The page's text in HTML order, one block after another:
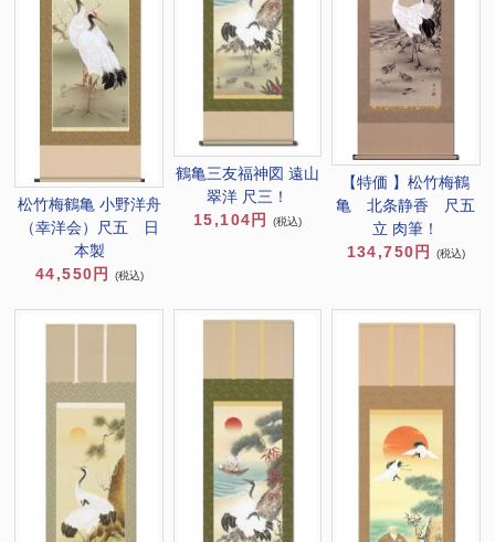
松竹梅鶴亀 小野洋舟
（幸洋会）尺五 日
本製
44,550円
(税込)
鶴亀三友福神図 遠山
翠洋 尺三！
15,104円
(税込)
【特価 】松竹梅鶴
亀 北条静香 尺五
立 肉筆！
134,750円
(税込)